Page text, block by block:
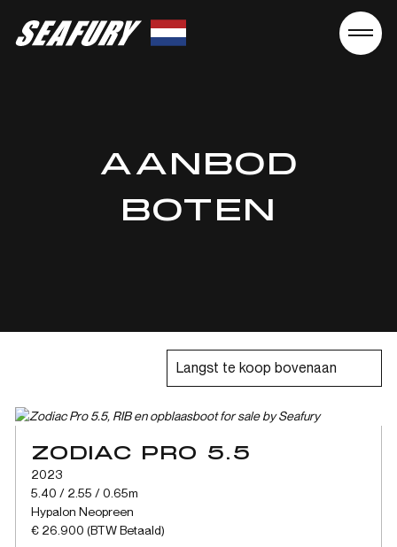
Seafury
AANBOD
BOTEN
Langst te koop bovenaan
ZODIAC PRO 5.5
2023
5.40 / 2.55 / 0.65m
Hypalon Neopreen
€ 26.900 (BTW Betaald)